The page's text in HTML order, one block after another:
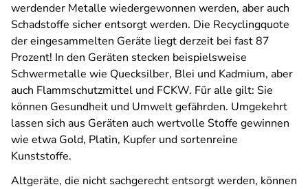
werdender Metalle wiedergewonnen werden, aber auch
Schadstoffe sicher entsorgt werden. Die Recyclingquote
der eingesammelten Geräte liegt derzeit bei fast 87
Prozent! In den Geräten stecken beispielsweise
Schwermetalle wie Quecksilber, Blei und Kadmium, aber
auch Flammschutzmittel und FCKW. Für alle gilt: Sie
können Gesundheit und Umwelt gefährden. Umgekehrt
lassen sich aus Geräten auch wertvolle Stoffe gewinnen
wie etwa Gold, Platin, Kupfer und sortenreine
Kunststoffe.
Altgeräte, die nicht sachgerecht entsorgt werden, können